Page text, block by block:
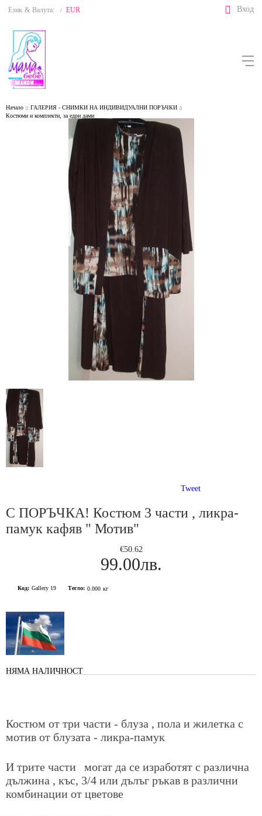
Език & Валута: / EUR Вход
Начало
ГАЛЕРИЯ - СНИМКИ НА ИНДИВИДУАЛНИ ПОРЪЧКИ
Костюми и комплекти, за едри дами
Tweet
С ПОРЪЧКА! Костюм 3 части , ликра-
памук кафяв " Мотив"
€50.62
99.00лв.
Код: Gallery 19 Тегло: 0.000 кг
НЯМА НАЛИЧНОСТ
Костюм от три части - блуза , пола и жилетка с
мотив от блузата - ликра-памук
И трите части
могат да се изработят с различна
дължина , къс, 3/4 или дълъг ръкав в различни
комбинации от цветове